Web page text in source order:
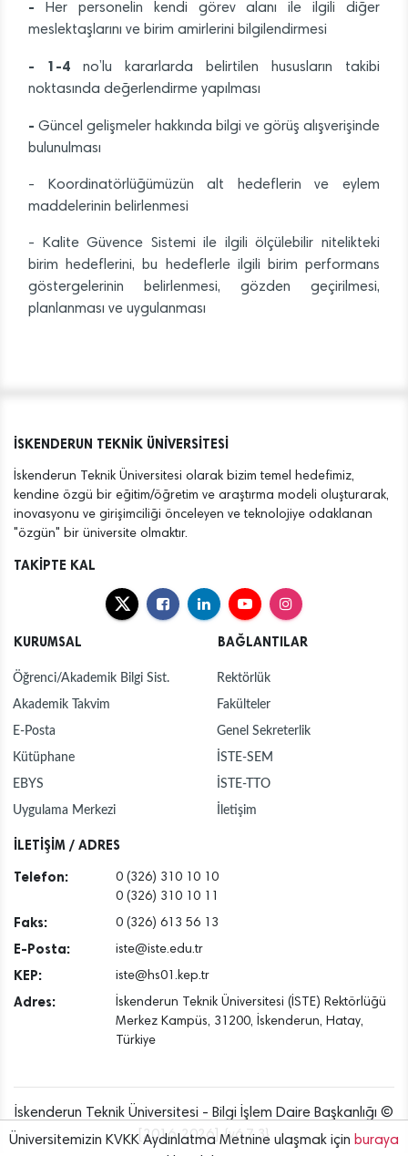
-
Her personelin kendi görev alanı ile ilgili diğer
meslektaşlarını ve birim amirlerini bilgilendirmesi
- 1-4 no’lu kararlarda belirtilen hususların takibi
noktasında değerlendirme yapılması
- Güncel gelişmeler hakkında bilgi ve görüş alışverişinde
bulunulması
- Koordinatörlüğümüzün alt hedeflerin ve eylem
maddelerinin belirlenmesi
- Kalite Güvence Sistemi ile ilgili ölçülebilir nitelikteki
birim hedeflerini, bu hedeflerle ilgili birim performans
göstergelerinin belirlenmesi, gözden geçirilmesi,
planlanması ve uygulanması
İSKENDERUN TEKNİK ÜNİVERSİTESİ
İskenderun Teknik Üniversitesi olarak bizim temel hedefimiz,
kendine özgü bir eğitim/öğretim ve araştırma modeli oluşturarak,
inovasyonu ve girişimciliği önceleyen ve teknolojiye odaklanan
"özgün" bir üniversite olmaktır.
TAKİPTE KAL
KURUMSAL
Öğrenci/Akademik Bilgi Sist.
Akademik Takvim
E-Posta
Kütüphane
EBYS
Uygulama Merkezi
BAĞLANTILAR
Rektörlük
Fakülteler
Genel Sekreterlik
İSTE-SEM
İSTE-TTO
İletişim
İLETİŞİM / ADRES
Telefon:
0 (326) 310 10 10
0 (326) 310 10 11
Faks: 0 (326) 613 56 13
E-Posta: iste@iste.edu.tr
KEP: iste@hs01.kep.tr
Adres:
İskenderun Teknik Üniversitesi (İSTE) Rektörlüğü
Merkez Kampüs, 31200, İskenderun, Hatay,
Türkiye
İskenderun Teknik Üniversitesi - Bilgi İşlem Daire Başkanlığı ©
[2016..2026] {v6.7.3}
Üniversitemizin KVKK Aydınlatma Metnine ulaşmak için buraya